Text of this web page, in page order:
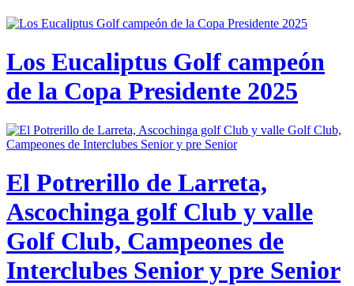
Los Eucaliptus Golf campeón
de la Copa Presidente 2025
El Potrerillo de Larreta,
Ascochinga golf Club y valle
Golf Club, Campeones de
Interclubes Senior y pre Senior